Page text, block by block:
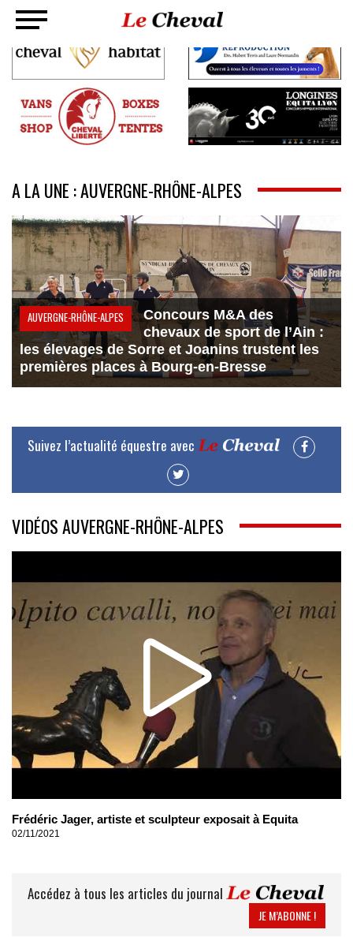
A LA UNE : AUVERGNE-RHÔNE-ALPES
AUVERGNE-RHÔNE-ALPES
Concours M&A des
chevaux de sport de l’Ain :
les élevages de Sorre et Joanins trustent les
premières places à Bourg-en-Bresse
Suivez l’actualité équestre avec
VIDÉOS AUVERGNE-RHÔNE-ALPES
Frédéric Jager, artiste et sculpteur exposait à Equita
02/11/2021
Accédez à tous les articles du journal
JE M’ABONNE !